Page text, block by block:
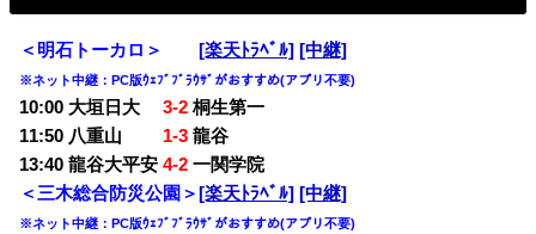
＜明石トーカロ＞ [楽天ﾄﾗﾍﾞﾙ] [中継]
※ネット中継：PC版ｳｪﾌﾞﾌﾞﾗｳｻﾞがおすすめ(アプリ不要)
10:00 大垣日大 3-2 桐生第一
11:50 八重山 1-3 龍谷
13:40 龍谷大平安4-2 一関学院
＜三木総合防災公園＞ [楽天ﾄﾗﾍﾞﾙ] [中継]
※ネット中継：PC版ｳｪﾌﾞﾌﾞﾗｳｻﾞがおすすめ(アプリ不要)